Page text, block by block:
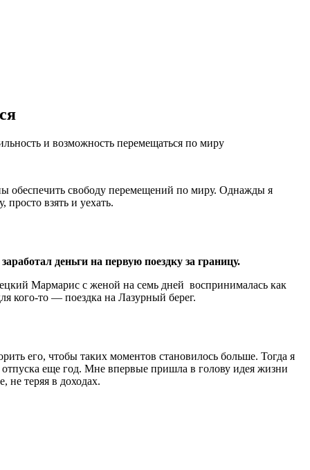
и возможность перемещаться по миру
обеспечить свободу перемещений по миру. Однажды я
взять и уехать.
деньги на первую поездку за границу.
Мармарис с женой на семь дней воспринималась как
кого-то — поездка на Лазурный берег.
его, чтобы таких моментов становилось больше. Тогда я
еще год. Мне впервые пришла в голову идея жизни
не теряя в доходах.